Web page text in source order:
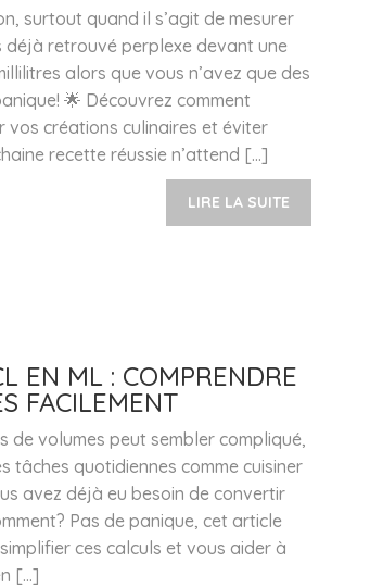
surtout quand il s’agit de mesurer
déjà retrouvé perplexe devant une
alors que vous n’avez que des
🌟 Découvrez comment
vos créations culinaires et éviter
recette réussie n’attend […]
LIRE LA SUITE
EN ML : COMPRENDRE
FACILEMENT
de volumes peut sembler compliqué,
tâches quotidiennes comme cuisiner
avez déjà eu besoin de convertir
Pas de panique, cet article
ces calculs et vous aider à
[…]